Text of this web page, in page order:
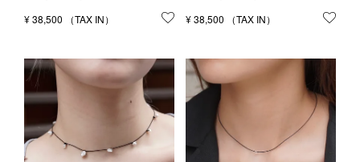
¥38,500 お気に入りに登録する
¥38,500